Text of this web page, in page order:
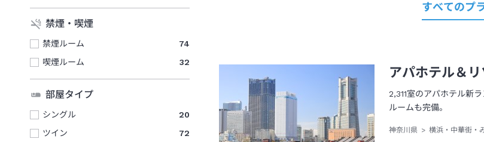
禁煙・喫煙
禁煙ルーム
74
喫煙ルーム
32
部屋タイプ
シングル
20
ツイン
72
すべてのプ
アパホテル＆リ
2,311室のアパホテル新
ルームも完備。
神奈川県
横浜・中華街・